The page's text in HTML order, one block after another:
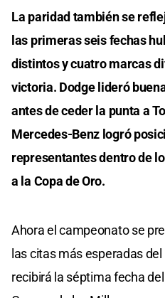
La paridad también se
las primeras seis fechas
distintos y cuatro marcas
victoria. Dodge lideró
antes de ceder la punta a
Mercedes-Benz logró
representantes dentro de
a la Copa de Oro.
Ahora el campeonato se
las citas más esperadas
recibirá la séptima fecha